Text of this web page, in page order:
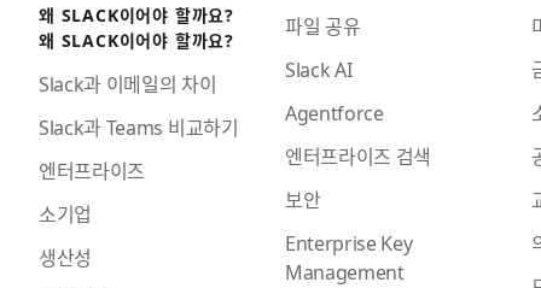
왜 SLACK이어야 할까요?
왜 SLACK이어야 할까요?
Slack과 이메일의 차이
Slack과 Teams 비교하기
엔터프라이즈
소기업
생산성
파일 공유
Slack AI
Agentforce
엔터프라이즈 검색
보안
Enterprise Key
Management